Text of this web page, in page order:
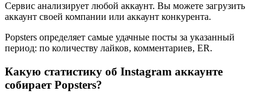
Сервис анализирует любой аккаунт. Вы можете загрузить
аккаунт своей компании или аккаунт конкурента.
Popsters определяет самые удачные посты за указанный
период: по количеству лайков, комментариев, ER.
Какую статистику об Instagram аккаунте
собирает Popsters?